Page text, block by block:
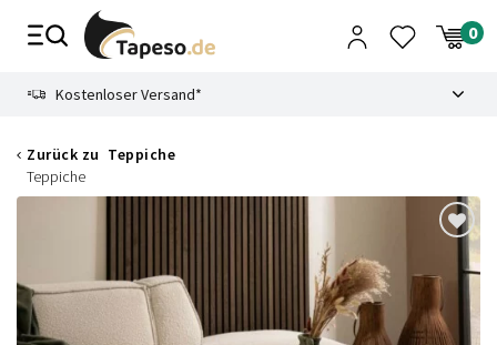
Zusammenbruch
Kostenloser Versand*
Zurück zu Teppiche
Teppiche